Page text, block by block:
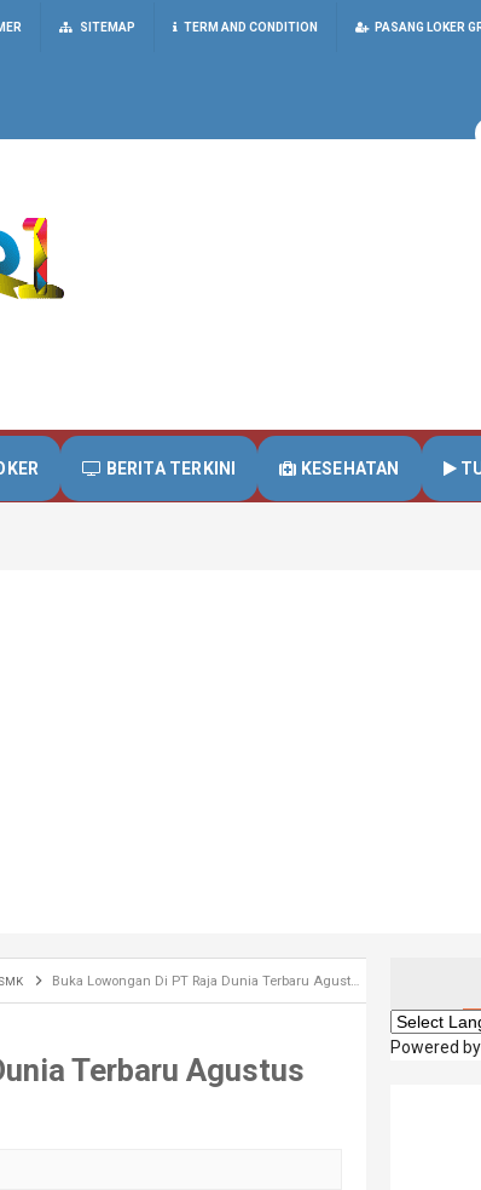
SITEMAP TERM AND CONDITION PASANG LOKER
BERITA TERKINI KESEHATAN
SMK Buka Lowongan Di PT Raja Dunia Terbaru Agustus 2018
Terbaru Agustus
Powered